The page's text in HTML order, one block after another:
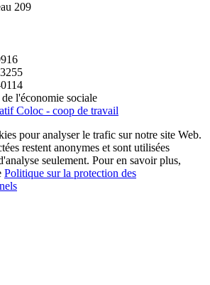
209
l'économie sociale
Coloc - coop de travail
pour analyser le trafic sur notre site Web.
restent anonymes et sont utilisées
seulement. Pour en savoir plus,
Politique sur la protection des